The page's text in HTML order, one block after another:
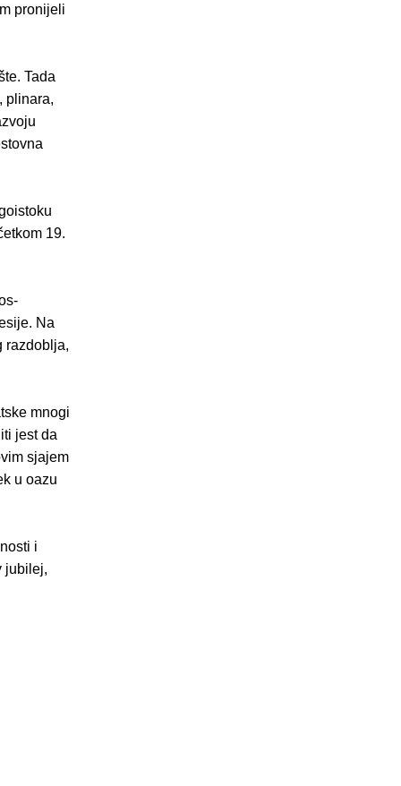
pronijeli
Tada
plinara,
19.
Na
razdoblja,
mnogi
jest da
sjajem
u oazu
i
jubilej,